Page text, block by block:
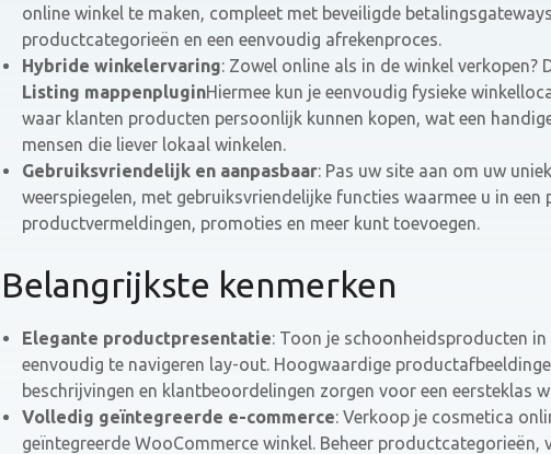
online winkel te maken, compleet met beveiligde
productcategorieën en een eenvoudig afrekenproces.
Hybride winkelervaring: Zowel online als in de winkel verkopen?
Listing mappenpluginHiermee kun je eenvoudig fysieke
waar klanten producten persoonlijk kunnen kopen, wat een
mensen die liever lokaal winkelen.
Gebruiksvriendelijk en aanpasbaar: Pas uw site aan om uw
weerspiegelen, met gebruiksvriendelijke functies waarmee u in een
productvermeldingen, promoties en meer kunt toevoegen.
Belangrijkste kenmerken
Elegante productpresentatie: Toon je schoonheidsproducten in
eenvoudig te navigeren lay-out. Hoogwaardige
beschrijvingen en klantbeoordelingen zorgen voor een eersteklas
Volledig geïntegreerde e-commerce: Verkoop je cosmetica
geïntegreerde WooCommerce winkel. Beheer productcategorieën,